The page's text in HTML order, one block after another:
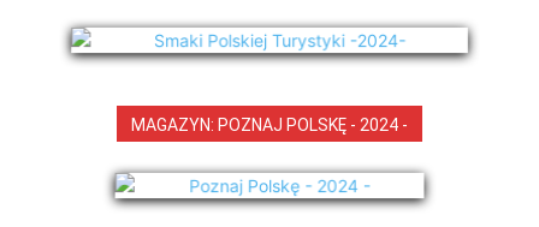
MAGAZYN: POZNAJ POLSKĘ - 2024 -